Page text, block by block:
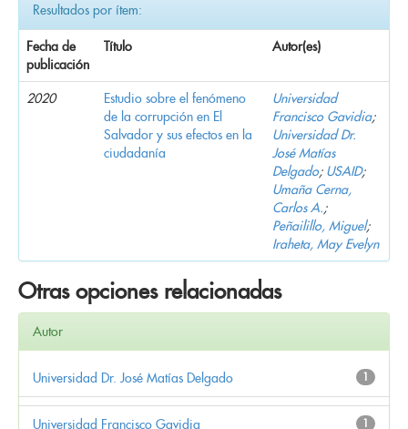
Resultados por ítem:
Fecha de
publicación
Título Autor(es)
2020
Estudio sobre el fenómeno
de la corrupción en El
Salvador y sus efectos en la
ciudadanía
Universidad
Francisco Gavidia;
Universidad Dr.
José Matías
Delgado; USAID;
Umaña Cerna,
Carlos A.;
Peñailillo, Miguel;
Iraheta, May Evelyn
Otras opciones relacionadas
Autor
1
Universidad Dr. José Matías Delgado
1
Universidad Francisco Gavidia